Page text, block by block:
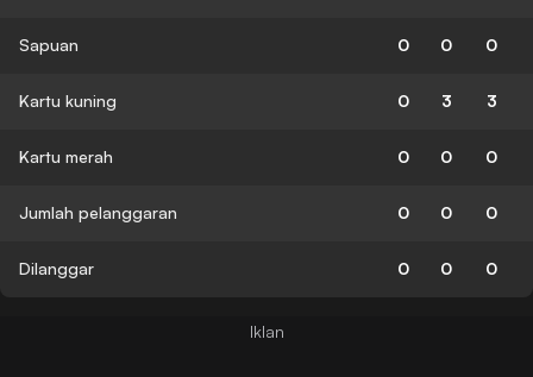
Sapuan 0 0 0
Kartu kuning 0 3 3
Kartu merah 0 0 0
Jumlah pelanggaran 0 0 0
Dilanggar 0 0 0